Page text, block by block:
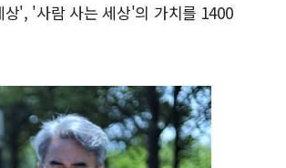
', '사람 사는 세상'의 가치를 1400